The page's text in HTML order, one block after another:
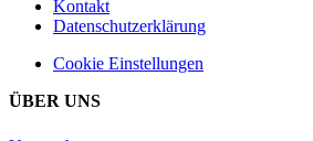
Kontakt
Datenschutzerklärung
Cookie Einstellungen
ÜBER UNS